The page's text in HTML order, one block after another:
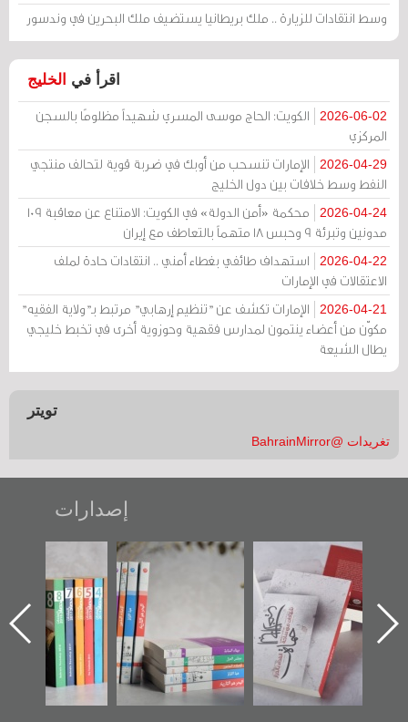
وسط انتقادات للزيارة .. ملك بريطانيا يستضيف ملك البحرين في وندسور
اقرأ في الخليج
2026-06-02
الكويت: الحاج موسى المسري شهيداً مظلومًا بالسجن
المركزي
2026-04-29
الإمارات تنسحب من أوبك في ضربة قوية لتحالف منتجي
النفط وسط خلافات بين دول الخليج
2026-04-24
محكمة «أمن الدولة» في الكويت: الامتناع عن معاقبة 109
مدونين وتبرئة 9 وحبس 18 متهماً بالتعاطف مع إيران
2026-04-22
استهداف طائفي بغطاء أمني .. انتقادات حادة لملف
الاعتقالات في الإمارات
2026-04-21
الإمارات تكشف عن "تنظيم إرهابي" مرتبط بـ"ولاية الفقيه"
مكوّن من أعضاء ينتمون لمدارس فقهية وحوزوية أخرى في تخبط خليجي
يطال الشيعة
تويتر
تغريدات @BahrainMirror
إصدارات
تصنيف موضوعي
للوثائق البريطانية
يقدمه «مركز أوال»
في سلسلة من 5
كتب
"مرآة البحرين"
جديدة لمعتقل
عسكري تصدر عن
«مرآة البحرين»